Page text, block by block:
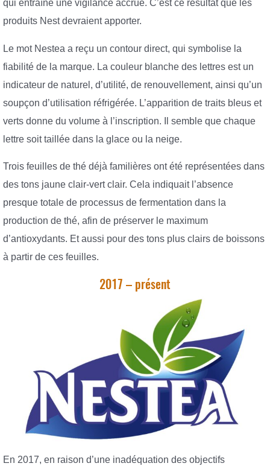
qui entraîne une vigilance accrue. C’est ce résultat que les
produits Nest devraient apporter.
Le mot Nestea a reçu un contour direct, qui symbolise la
fiabilité de la marque. La couleur blanche des lettres est un
indicateur de naturel, d’utilité, de renouvellement, ainsi qu’un
soupçon d’utilisation réfrigérée. L’apparition de traits bleus et
verts donne du volume à l’inscription. Il semble que chaque
lettre soit taillée dans la glace ou la neige.
Trois feuilles de thé déjà familières ont été représentées dans
des tons jaune clair-vert clair. Cela indiquait l’absence
presque totale de processus de fermentation dans la
production de thé, afin de préserver le maximum
d’antioxydants. Et aussi pour des tons plus clairs de boissons
à partir de ces feuilles.
2017 – présent
En 2017, en raison d’une inadéquation des objectifs